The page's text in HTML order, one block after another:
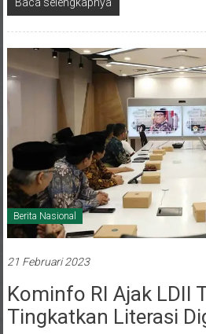
Berita Nasional
Tingkatkan Literasi